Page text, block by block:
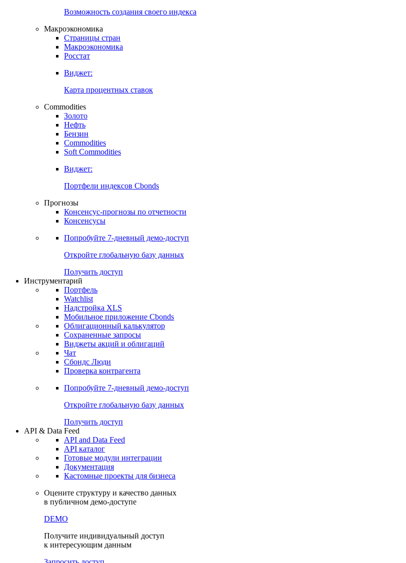
Возможность создания своего индекса
Макроэкономика
Страницы стран
Макроэкономика
Росстат
Виджет:
Карта процентных ставок
Commodities
Золото
Нефть
Бензин
Commodities
Soft Commodities
Виджет:
Портфели индексов Cbonds
Прогнозы
Консенсус-прогнозы по отчетности
Консенсусы
Попробуйте 7-дневный демо-доступ
Откройте глобальную базу данных
Получить доступ
Инструментарий
Портфель
Watchlist
Надстройка XLS
Мобильное приложение Cbonds
Облигационный калькулятор
Сохраненные запросы
Виджеты акций и облигаций
Чат
Сбондс Люди
Проверка контрагента
Попробуйте 7-дневный демо-доступ
Откройте глобальную базу данных
Получить доступ
API & Data Feed
API and Data Feed
API каталог
Готовые модули интеграции
Документация
Кастомные проекты для бизнеса
Оцените структуру и качество данных
в публичном демо-доступе
DEMO
Получите индивидуальный доступ
к интересующим данным